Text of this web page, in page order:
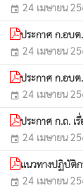
event 24 เมษายน
ประกาศ ก.อบต
event 24 เมษายน
ประกาศ ก.อบต
event 24 เมษายน
ประกาศ ก.ถ. เ
event 24 เมษายน
แนวทางปฏิบัติก
event 24 เมษายน